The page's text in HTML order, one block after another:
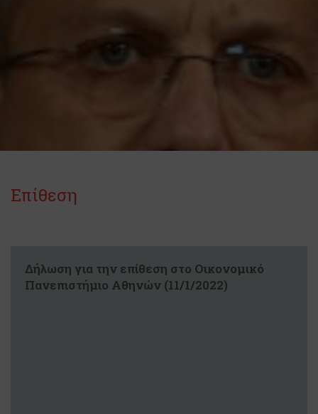
Επίθεση
Δήλωση για την επίθεση στο Οικονομικό
Πανεπιστήμιο Αθηνών (11/1/2022)